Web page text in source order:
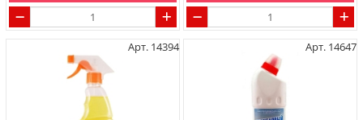
Арт. 14394 Арт. 14647